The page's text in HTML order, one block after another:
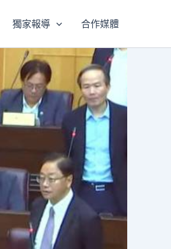
獨家報導 合作媒體